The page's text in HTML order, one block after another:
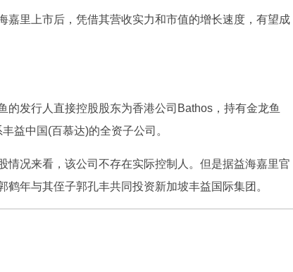
嘉里上市后，凭借其营收实力和市值的增长速度，有望成
的发行人直接控股股东为香港公司Bathos，持有金龙鱼
益中国(百慕达)的全资子公司。
情况来看，该公司不存在实际控制人。但是据益海嘉里官
鹤年与其侄子郭孔丰共同投资新加坡丰益国际集团。